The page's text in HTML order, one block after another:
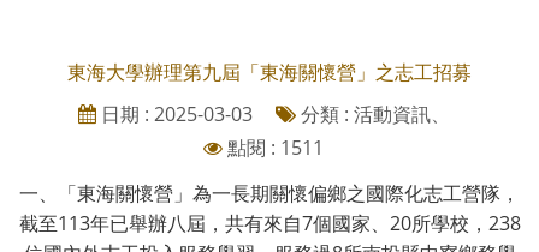
東海大學辦理第九屆「東海關懷營」之志工招募
日期 : 2025-03-03
分類 : 活動資訊、
點閱 : 1511
一、「東海關懷營」為一長期關懷偏鄉之國際化志工營隊，
截至113年已舉辦八屆，共有來自7個國家、20所學校，238